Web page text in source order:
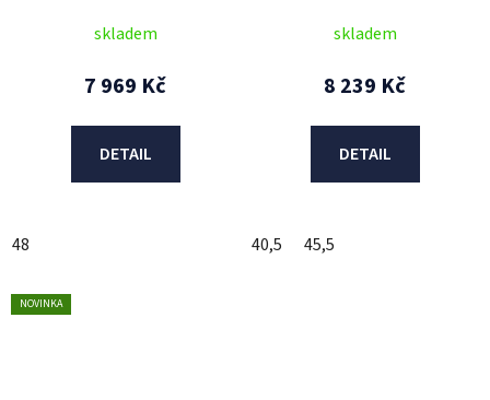
skladem
7 969 Kč
DETAIL
48
skladem
8 239 Kč
DETAIL
40,5 45,5
NOVINKA